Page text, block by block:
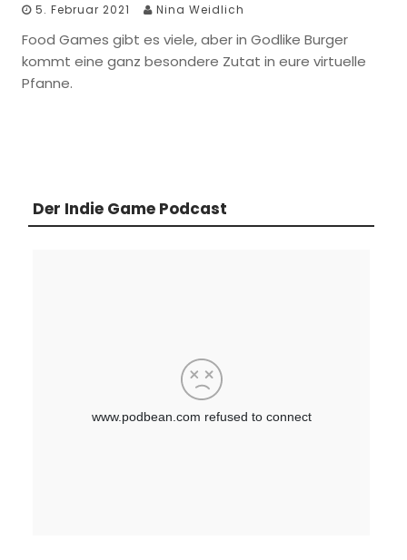
5. Februar 2021 Nina Weidlich
Food Games gibt es viele, aber in Godlike Burger
kommt eine ganz besondere Zutat in eure virtuelle
Pfanne.
Der Indie Game Podcast